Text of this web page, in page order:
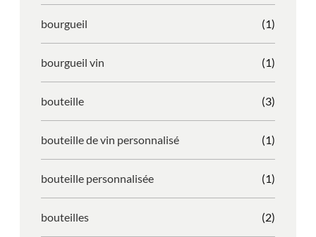
bourgueil (1)
bourgueil vin (1)
bouteille (3)
bouteille de vin personnalisé (1)
bouteille personnalisée (1)
bouteilles (2)